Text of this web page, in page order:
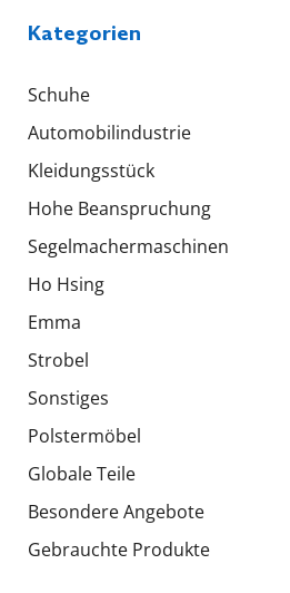
Kategorien
Schuhe
Automobilindustrie
Kleidungsstück
Hohe Beanspruchung
Segelmachermaschinen
Ho Hsing
Emma
Strobel
Sonstiges
Polstermöbel
Globale Teile
Besondere Angebote
Gebrauchte Produkte